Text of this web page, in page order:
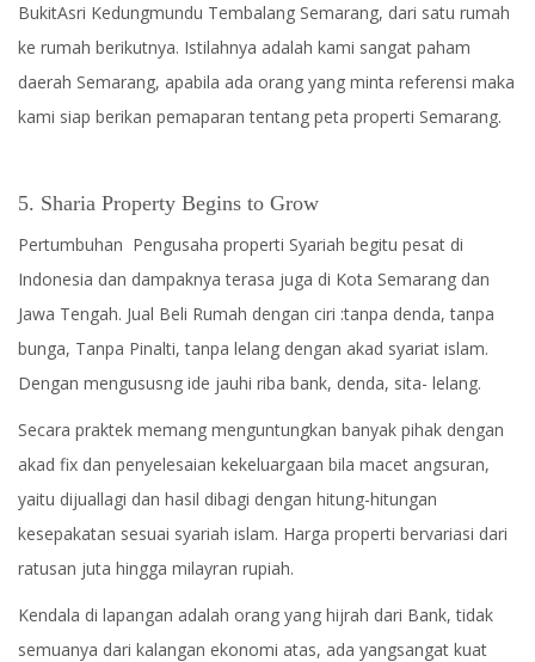
BukitAsri Kedungmundu Tembalang Semarang, dari satu rumah
ke rumah berikutnya. Istilahnya adalah kami sangat paham
daerah Semarang, apabila ada orang yang minta referensi maka
kami siap berikan pemaparan tentang peta properti Semarang.
5. Sharia Property Begins to Grow
Pertumbuhan Pengusaha properti Syariah begitu pesat di
Indonesia dan dampaknya terasa juga di Kota Semarang dan
Jawa Tengah. Jual Beli Rumah dengan ciri :tanpa denda, tanpa
bunga, Tanpa Pinalti, tanpa lelang dengan akad syariat islam.
Dengan mengususng ide jauhi riba bank, denda, sita- lelang.
Secara praktek memang menguntungkan banyak pihak dengan
akad fix dan penyelesaian kekeluargaan bila macet angsuran,
yaitu dijuallagi dan hasil dibagi dengan hitung-hitungan
kesepakatan sesuai syariah islam. Harga properti bervariasi dari
ratusan juta hingga milayran rupiah.
Kendala di lapangan adalah orang yang hijrah dari Bank, tidak
semuanya dari kalangan ekonomi atas, ada yangsangat kuat